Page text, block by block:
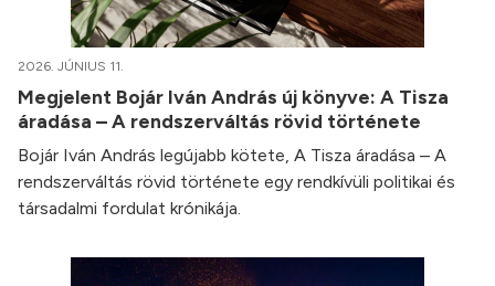
2026. JÚNIUS 11.
Megjelent Bojár Iván András új könyve: A Tisza
áradása – A rendszerváltás rövid története
Bojár Iván András legújabb kötete, A Tisza áradása – A
rendszerváltás rövid története egy rendkívüli politikai és
társadalmi fordulat krónikája.